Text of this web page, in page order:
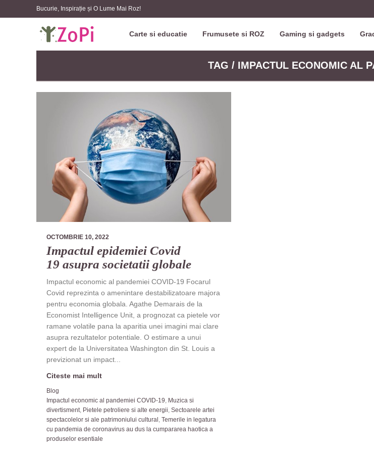
Bucurie, Inspirație și O Lume Mai Roz!
Carte si educatie Frumusete si ROZ Gaming si gadgets
TAG / IMPACTUL ECONOMIC AL
OCTOMBRIE 10, 2022
Impactul epidemiei Covid
19 asupra societatii globale
Impactul economic al pandemiei COVID-19 Focarul
Covid reprezinta o amenintare destabilizatoare majora
pentru economia globala. Agathe Demarais de la
Economist Intelligence Unit, a prognozat ca pietele vor
ramane volatile pana la aparitia unei imagini mai clare
asupra rezultatelor potentiale. O estimare a unui
expert de la Universitatea Washington din St. Louis a
previzionat un impact...
Citeste mai mult
Blog
Impactul economic al pandemiei COVID-19, Muzica si
divertisment, Pietele petroliere si alte energii, Sectoarele artei
spectacolelor si ale patrimoniului cultural , Temerile in legatura
cu pandemia de coronavirus au dus la cumpararea haotica a
produselor esentiale